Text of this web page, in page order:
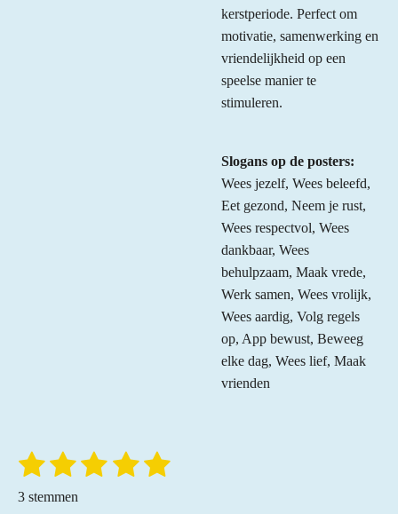
kerstperiode. Perfect om
motivatie, samenwerking en
vriendelijkheid op een
speelse manier te
stimuleren.
Slogans op de posters:
Wees jezelf, Wees beleefd,
Eet gezond, Neem je rust,
Wees respectvol, Wees
dankbaar, Wees
behulpzaam, Maak vrede,
Werk samen, Wees vrolijk,
Wees aardig, Volg regels
op, App bewust, Beweeg
elke dag, Wees lief, Maak
vrienden
R
t
1
s
2
s
3
4 5
S
3 stemmen